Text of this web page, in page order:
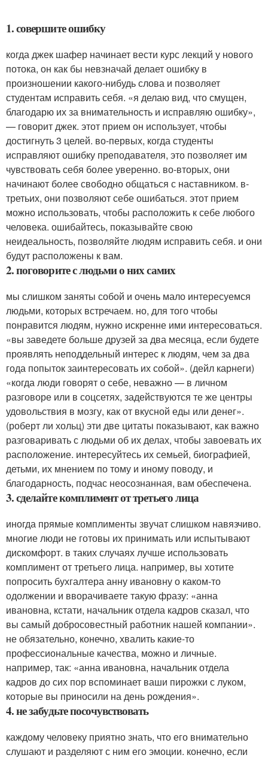
1. совершите ошибку
когда джек шафер начинает вести курс лекций у нового
потока, он как бы невзначай делает ошибку в
произношении какого-нибудь слова и позволяет
студентам исправить себя. «я делаю вид, что смущен,
благодарю их за внимательность и исправляю ошибку»,
— говорит джек. этот прием он использует, чтобы
достигнуть 3 целей. во-первых, когда студенты
исправляют ошибку преподавателя, это позволяет им
чувствовать себя более уверенно. во-вторых, они
начинают более свободно общаться с наставником. в-
третьих, они позволяют себе ошибаться. этот прием
можно использовать, чтобы расположить к себе любого
человека. ошибайтесь, показывайте свою
неидеальность, позволяйте людям исправить себя. и они
будут расположены к вам.
2. поговорите с людьми о них самих
мы слишком заняты собой и очень мало интересуемся
людьми, которых встречаем. но, для того чтобы
понравится людям, нужно искренне ими интересоваться.
«вы заведете больше друзей за два месяца, если будете
проявлять неподдельный интерес к людям, чем за два
года попыток заинтересовать их собой». (дейл карнеги)
«когда люди говорят о себе, неважно — в личном
разговоре или в соцсетях, задействуются те же центры
удовольствия в мозгу, как от вкусной еды или денег».
(роберт ли хольц) эти две цитаты показывают, как важно
разговаривать с людьми об их делах, чтобы завоевать их
расположение. интересуйтесь их семьей, биографией,
детьми, их мнением по тому и иному поводу, и
благодарность, подчас неосознанная, вам обеспечена.
3. сделайте комплимент от третьего лица
иногда прямые комплименты звучат слишком навязчиво.
многие люди не готовы их принимать или испытывают
дискомфорт. в таких случаях лучше использовать
комплимент от третьего лица. например, вы хотите
попросить бухгалтера анну ивановну о каком-то
одолжении и вворачиваете такую фразу: «анна
ивановна, кстати, начальник отдела кадров сказал, что
вы самый добросовестный работник нашей компании».
не обязательно, конечно, хвалить какие-то
профессиональные качества, можно и личные.
например, так: «анна ивановна, начальник отдела
кадров до сих пор вспоминает ваши пирожки с луком,
которые вы приносили на день рождения».
4. не забудьте посочувствовать
каждому человеку приятно знать, что его внимательно
слушают и разделяют с ним его эмоции. конечно, если